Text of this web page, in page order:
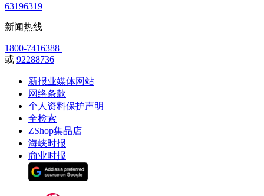
63196319
新闻热线
1800-7416388
或 92288736
新报业媒体网站
网络条款
个人资料保护声明
全检索
ZShop集品店
海峡时报
商业时报